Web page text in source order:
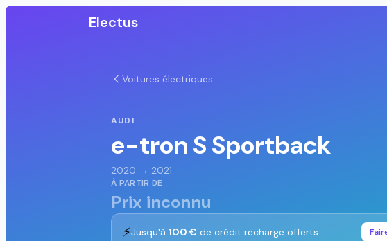
Electus
Voitures électriques
AUDI
e-tron S Sportback
2020 → 2021
À PARTIR DE
Prix inconnu
⚡Jusqu'à 100 € de crédit recharge offerts